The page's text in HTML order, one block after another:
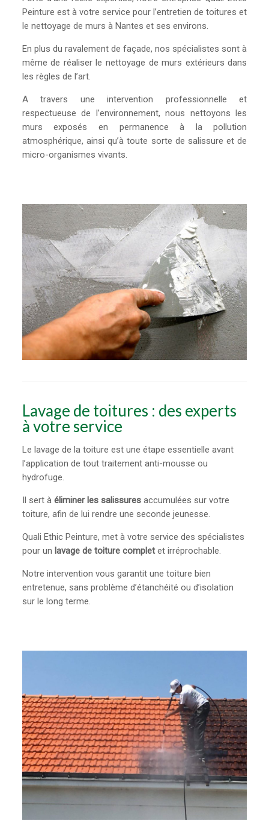
Peinture est à votre service pour l’entretien de toitures et
le nettoyage de murs à Nantes et ses environs.
En plus du ravalement de façade, nos spécialistes sont à
même de réaliser le nettoyage de murs extérieurs dans
les règles de l’art.
A travers une intervention professionnelle et
respectueuse de l’environnement, nous nettoyons les
murs exposés en permanence à la pollution
atmosphérique, ainsi qu’à toute sorte de salissure et de
micro-organismes vivants.
Lavage de toitures : des experts
à votre service
Le lavage de la toiture est une étape essentielle avant
l’application de tout traitement anti-mousse ou
hydrofuge.
Il sert à éliminer les salissuresaccumulées sur votre
toiture, afin de lui rendre une seconde jeunesse.
Quali Ethic Peinture, met à votre service des spécialistes
pour un lavage de toiture completet irréprochable.
Notre intervention vous garantit une toiture bien
entretenue, sans problème d’étanchéité ou d’isolation
sur le long terme.